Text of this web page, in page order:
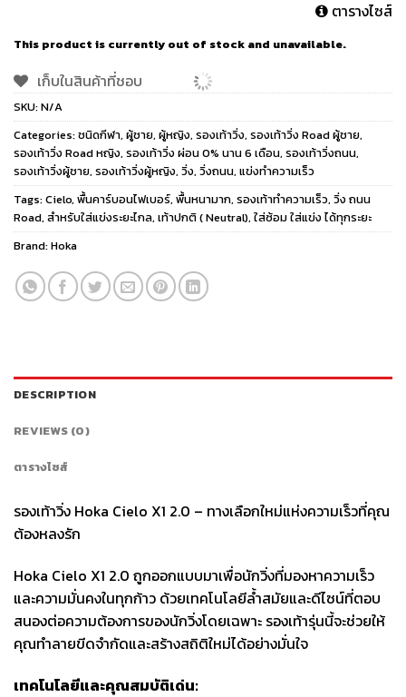
ตารางไซส์
This product is currently out of stock and unavailable.
เก็บในสินค้าที่ชอบ
SKU:N/A
Categories:ชนิดกีฬา, ผู้ชาย, ผู้หญิง, รองเท้าวิ่ง, รองเท้าวิ่ง Road ผู้ชาย,
รองเท้าวิ่ง Road หญิง, รองเท้าวิ่ง ผ่อน 0% นาน 6 เดือน, รองเท้าวิ่งถนน,
รองเท้าวิ่งผู้ชาย, รองเท้าวิ่งผู้หญิง, วิ่ง, วิ่งถนน, แข่งทำความเร็ว
Tags:Cielo, พื้นคาร์บอนไฟเบอร์, พื้นหนามาก, รองเท้าทำความเร็ว, วิ่ง ถนน
Road, สำหรับใส่แข่งระยะไกล, เท้าปกติ ( Neutral), ใส่ซ้อม ใส่แข่ง ได้ทุกระยะ
Brand:Hoka
DESCRIPTION
REVIEWS (0)
ตารางไซส์
รองเท้าวิ่ง Hoka Cielo X1 2.0 – ทางเลือกใหม่แห่งความเร็วที่คุณ
ต้องหลงรัก
Hoka Cielo X1 2.0 ถูกออกแบบมาเพื่อนักวิ่งที่มองหาความเร็ว
และความมั่นคงในทุกก้าว ด้วยเทคโนโลยีล้ำสมัยและดีไซน์ที่ตอบ
สนองต่อความต้องการของนักวิ่งโดยเฉพาะ รองเท้ารุ่นนี้จะช่วยให้
คุณทำลายขีดจำกัดและสร้างสถิติใหม่ได้อย่างมั่นใจ
เทคโนโลยีและคุณสมบัติเด่น: